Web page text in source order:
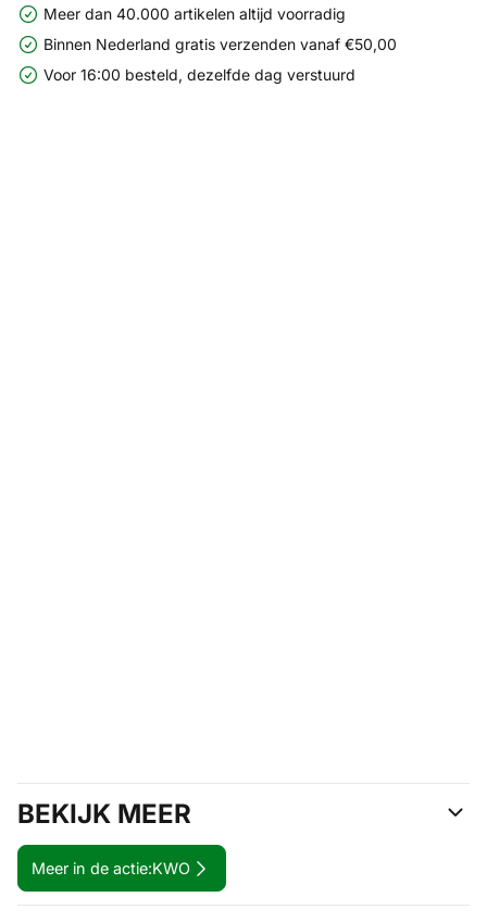
Meer dan 40.000 artikelen altijd voorradig
Binnen Nederland gratis verzenden vanaf €50,00
Voor 16:00 besteld, dezelfde dag verstuurd
BEKIJK MEER
Meer in de actie:KWO